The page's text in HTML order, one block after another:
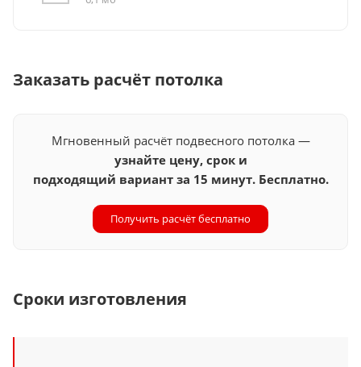
Заказать расчёт потолка
Мгновенный расчёт подвесного потолка —
узнайте цену, срок и
подходящий вариант за 15 минут. Бесплатно.
Получить расчёт бесплатно
Сроки изготовления